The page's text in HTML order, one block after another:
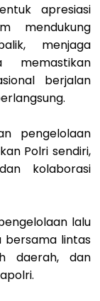
apresiasi
mendukung
menjaga
memastikan
berjalan
pengelolaan
Polri sendiri,
kolaborasi
lalu
bersama lintas
daerah, dan